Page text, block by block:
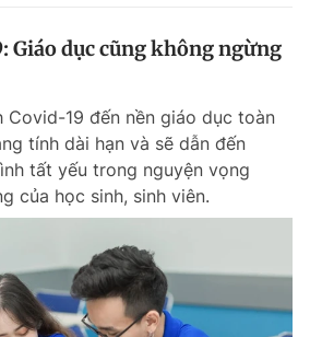
Giáo dục cũng không ngừng
Covid-19 đến nền giáo dục toàn
tính dài hạn và sẽ dẫn đến
tất yếu trong nguyện vọng
của học sinh, sinh viên.